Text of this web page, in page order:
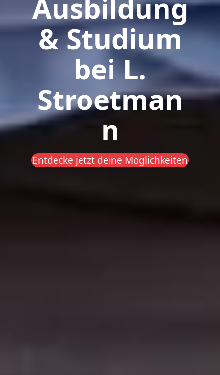
Ausbildung
& Studium
bei L.
Stroetman
n
Entdecke jetzt deine Möglichkeiten